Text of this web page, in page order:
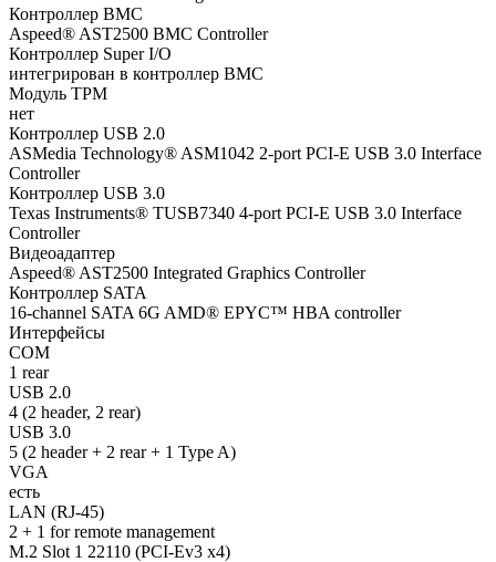
Контроллер BMC
Aspeed® AST2500 BMC Controller
Контроллер Super I/O
интегрирован в контроллер BMC
Модуль TPM
нет
Контроллер USB 2.0
ASMedia Technology® ASM1042 2-port PCI-E USB 3.0 Interface
Controller
Контроллер USB 3.0
Texas Instruments® TUSB7340 4-port PCI-E USB 3.0 Interface
Controller
Видеоадаптер
Aspeed® AST2500 Integrated Graphics Controller
Контроллер SATA
16-channel SATA 6G AMD® EPYC™ HBA controller
Интерфейсы
COM
1 rear
USB 2.0
4 (2 header, 2 rear)
USB 3.0
5 (2 header + 2 rear + 1 Type A)
VGA
есть
LAN (RJ-45)
2 + 1 for remote management
M.2 Slot 1 22110 (PCI-Ev3 x4)